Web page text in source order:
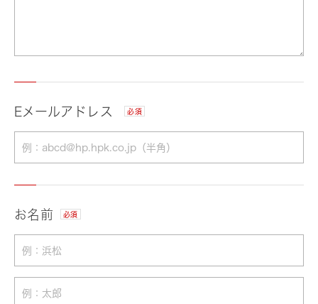
Eメールアドレス 必須
お名前 必須